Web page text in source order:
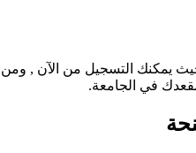
يمكنك التسجيل من الآن , ومن
في الجامعة.